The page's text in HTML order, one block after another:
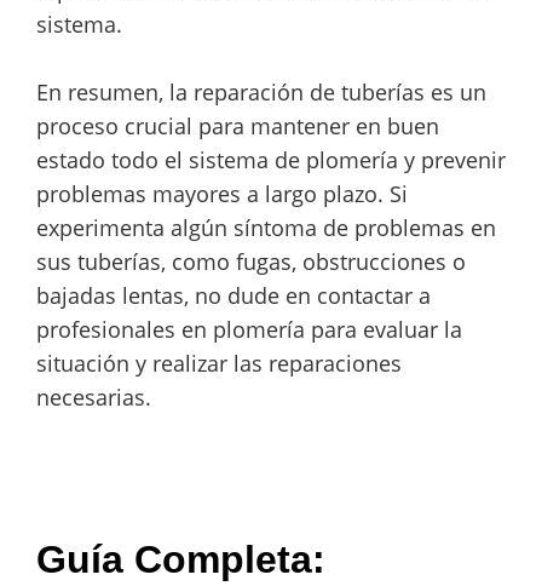
sistema.
En resumen, la reparación de tuberías es un
proceso crucial para mantener en buen
estado todo el sistema de plomería y prevenir
problemas mayores a largo plazo. Si
experimenta algún síntoma de problemas en
sus tuberías, como fugas, obstrucciones o
bajadas lentas, no dude en contactar a
profesionales en plomería para evaluar la
situación y realizar las reparaciones
necesarias.
Guía Completa: